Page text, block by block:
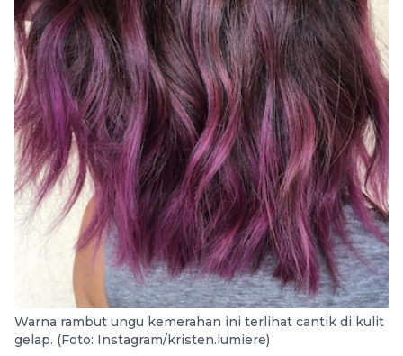
Warna rambut ungu kemerahan ini terlihat cantik di kulit
gelap. (Foto: Instagram/kristen.lumiere)